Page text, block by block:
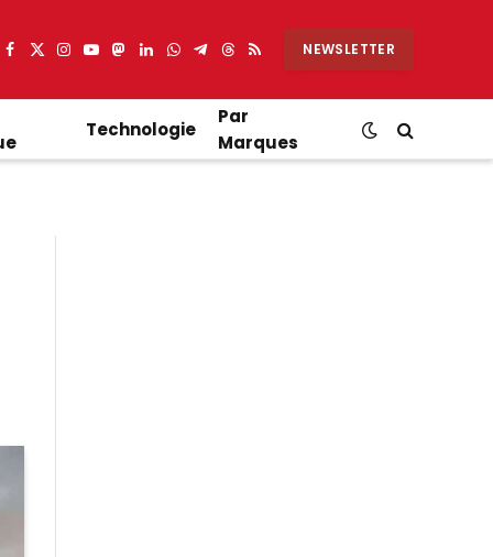
Facebook
X
Instagram
YouTube
Mastodon
LinkedIn
WhatsApp
Partager
Telegram
Threads
RSS NEWSLETTER
Technologie
Par
Marques